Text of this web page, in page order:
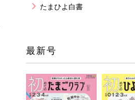
たまひよ白書
最新号